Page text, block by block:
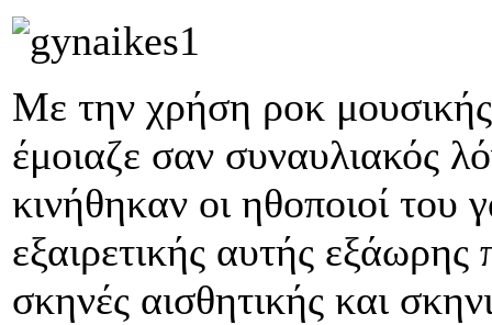
Με την χρήση ροκ
έμοιαζε σαν συναυλιακός
κινήθηκαν οι ηθοποιοί του
εξαιρετικής αυτής
σκηνές αισθητικής και